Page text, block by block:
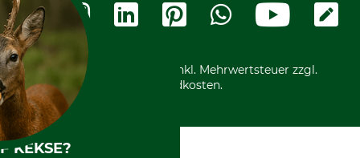
Kostenloser Rückversand
Nachhaltigkeit
Entsorgung und Umwelt
Datenschutz Print
Vorkasse
Ladengeschäft
Motorgeräteshop
Über uns
Community
International
Kooperationen
Alle Preise in Euro und inkl. Mehrwertsteuer zzgl.
Versandkosten.
KEKSE?